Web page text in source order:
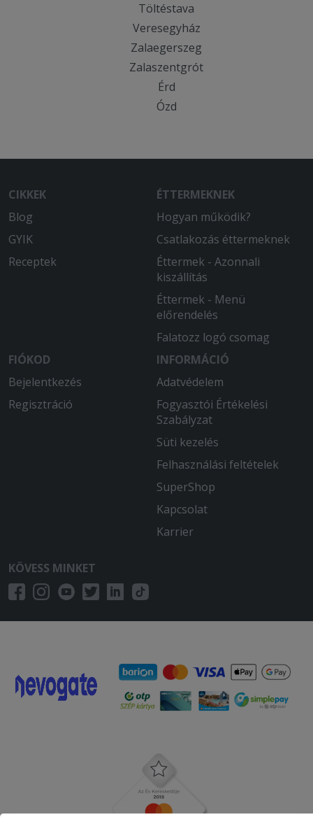
Töltéstava
Veresegyház
Zalaegerszeg
Zalaszentgrót
Érd
Ózd
CIKKEK
Blog
GYIK
Receptek
ÉTTERMEKNEK
Hogyan működik?
Csatlakozás éttermeknek
Éttermek - Azonnali
kiszállítás
Éttermek - Menü
előrendelés
Falatozz logó csomag
FIÓKOD
Bejelentkezés
Regisztráció
INFORMÁCIÓ
Adatvédelem
Fogyasztói Értékelési
Szabályzat
Süti kezelés
Felhasználási feltételek
SuperShop
Kapcsolat
Karrier
KÖVESS MINKET